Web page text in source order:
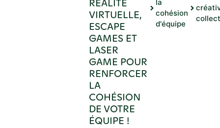
RÉALITÉ
VIRTUELLE,
ESCAPE
GAMES ET
LASER
GAME POUR
RENFORCER
LA
COHÉSION
DE VOTRE
ÉQUIPE !
la
cohésion
d'équipe